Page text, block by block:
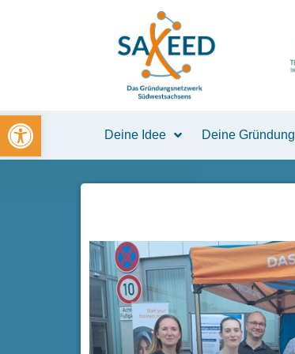
Open toolbar
Deine Idee Deine Gründung